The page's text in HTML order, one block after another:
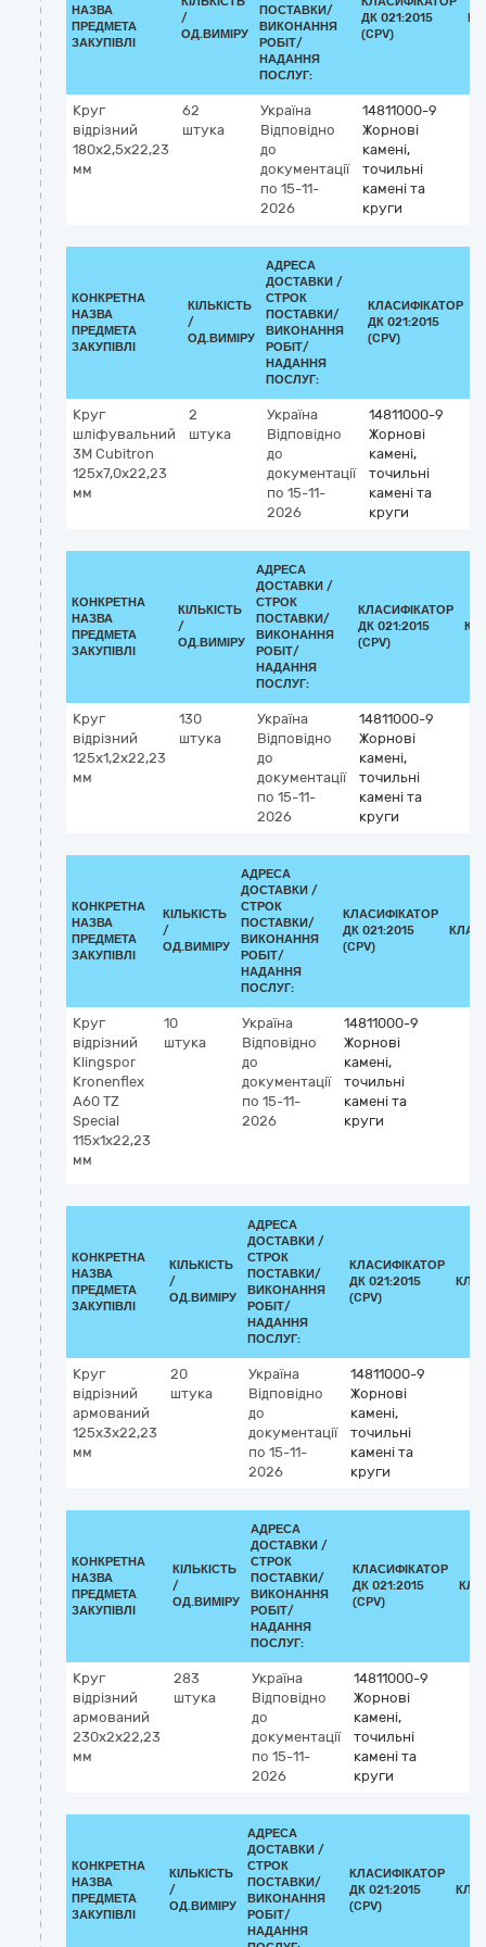
НАЗВА
ПРЕДМЕТА
ЗАКУПІВЛІ
/
ОД.ВИМІРУ
ПОСТАВКИ/
ВИКОНАННЯ
РОБІТ/
НАДАННЯ
ПОСЛУГ:
ДК 021:2015
(CPV)
Круг
відрізний
180х2,5х22,23
мм
62
штука
Україна
Відповідно
до
документації
по 15-11-
2026
14811000-9
Жорнові
камені,
точильні
камені та
круги
КОНКРЕТНА
НАЗВА
ПРЕДМЕТА
ЗАКУПІВЛІ
КІЛЬКІСТЬ
/
ОД.ВИМІРУ
АДРЕСА
ДОСТАВКИ /
СТРОК
ПОСТАВКИ/
ВИКОНАННЯ
РОБІТ/
НАДАННЯ
ПОСЛУГ:
КЛАСИФІКАТОР
ДК 021:2015
(CPV)
Круг
шліфувальний
3М Cubitron
125х7,0х22,23
мм
2
штука
Україна
Відповідно
до
документації
по 15-11-
2026
14811000-9
Жорнові
камені,
точильні
камені та
круги
КОНКРЕТНА
НАЗВА
ПРЕДМЕТА
ЗАКУПІВЛІ
КІЛЬКІСТЬ
/
ОД.ВИМІРУ
АДРЕСА
ДОСТАВКИ /
СТРОК
ПОСТАВКИ/
ВИКОНАННЯ
РОБІТ/
НАДАННЯ
ПОСЛУГ:
КЛАСИФІКАТОР
ДК 021:2015
(CPV)
Круг
відрізний
125х1,2х22,23
мм
130
штука
Україна
Відповідно
до
документації
по 15-11-
2026
14811000-9
Жорнові
камені,
точильні
камені та
круги
КОНКРЕТНА
НАЗВА
ПРЕДМЕТА
ЗАКУПІВЛІ
КІЛЬКІСТЬ
/
ОД.ВИМІРУ
АДРЕСА
ДОСТАВКИ /
СТРОК
ПОСТАВКИ/
ВИКОНАННЯ
РОБІТ/
НАДАННЯ
ПОСЛУГ:
КЛАСИФІКАТОР
ДК 021:2015
(CPV)
Круг
відрізний
Klingspor
Kronenflex
A60 TZ
Special
115х1х22,23
мм
10
штука
Україна
Відповідно
до
документації
по 15-11-
2026
14811000-9
Жорнові
камені,
точильні
камені та
круги
КОНКРЕТНА
НАЗВА
ПРЕДМЕТА
ЗАКУПІВЛІ
КІЛЬКІСТЬ
/
ОД.ВИМІРУ
АДРЕСА
ДОСТАВКИ /
СТРОК
ПОСТАВКИ/
ВИКОНАННЯ
РОБІТ/
НАДАННЯ
ПОСЛУГ:
КЛАСИФІКАТОР
ДК 021:2015
(CPV)
Круг
відрізний
армований
125х3х22,23
мм
20
штука
Україна
Відповідно
до
документації
по 15-11-
2026
14811000-9
Жорнові
камені,
точильні
камені та
круги
КОНКРЕТНА
НАЗВА
ПРЕДМЕТА
ЗАКУПІВЛІ
КІЛЬКІСТЬ
/
ОД.ВИМІРУ
АДРЕСА
ДОСТАВКИ /
СТРОК
ПОСТАВКИ/
ВИКОНАННЯ
РОБІТ/
НАДАННЯ
ПОСЛУГ:
КЛАСИФІКАТОР
ДК 021:2015
(CPV)
Круг
відрізний
армований
230х2х22,23
мм
283
штука
Україна
Відповідно
до
документації
по 15-11-
2026
14811000-9
Жорнові
камені,
точильні
камені та
круги
КОНКРЕТНА
НАЗВА
ПРЕДМЕТА
ЗАКУПІВЛІ
КІЛЬКІСТЬ
/
ОД.ВИМІРУ
АДРЕСА
ДОСТАВКИ /
СТРОК
ПОСТАВКИ/
ВИКОНАННЯ
РОБІТ/
НАДАННЯ
КЛАСИФІКАТОР
ДК 021:2015
(CPV)